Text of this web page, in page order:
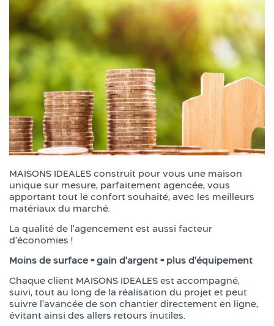
MAISONS IDEALES construit pour vous une maison
unique sur mesure, parfaitement agencée, vous
apportant tout le confort souhaité, avec les meilleurs
matériaux du marché.
La qualité de l’agencement est aussi facteur
d’économies !
Moins de surface = gain d’argent = plus d’équipement
Chaque client MAISONS IDEALES est accompagné,
suivi, tout au long de la réalisation du projet et peut
suivre l’avancée de son chantier directement en ligne,
évitant ainsi des allers retours inutiles.